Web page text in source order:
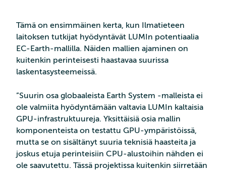
Tämä on ensimmäinen kerta, kun Ilmatieteen
laitoksen tutkijat hyödyntävät LUMIn potentiaalia
EC-Earth-mallilla. Näiden mallien ajaminen on
kuitenkin perinteisesti haastavaa suurissa
laskentasysteemeissä.
”Suurin osa globaaleista Earth System -malleista ei
ole valmiita hyödyntämään valtavia LUMIn kaltaisia
GPU-infrastruktuureja. Yksittäisiä osia mallin
komponenteista on testattu GPU-ympäristöissä,
mutta se on sisältänyt suuria teknisiä haasteita ja
joskus etuja perinteisiin CPU-alustoihin nähden ei
ole saavutettu. Tässä projektissa kuitenkin siirretään